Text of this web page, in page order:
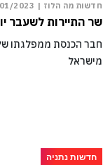
חדשות מה הלוז | 2023
שר התיירות לשעבר
חבר הכנסת ממפלגתו
מישראל
חדשות נתניה